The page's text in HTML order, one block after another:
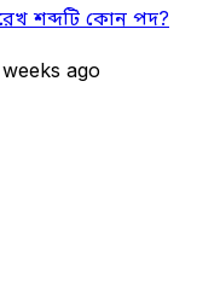
শব্দটি কোন পদ?
ago